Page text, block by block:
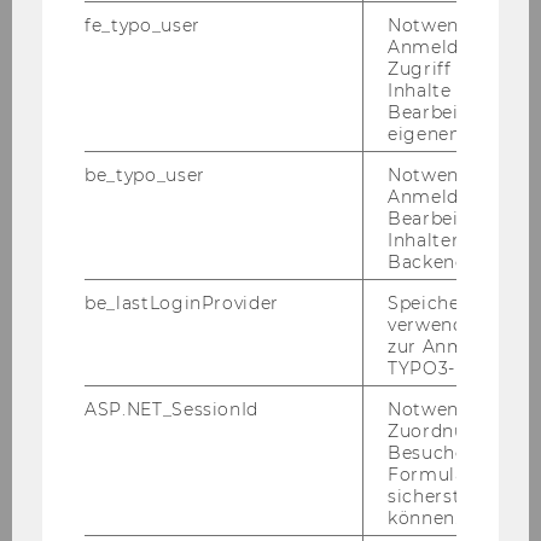
Wer wir sind
Mitglieder des AKG
fe_typo_user
Notwendig für
Anmeldung und
Zugriff auf
Inhalte oder zur
Bearbeitung des
eigenen Profils.
be_typo_user
Notwendig für
Anmeldung und
Bearbeitung von
Inhalten im
Backend.
be_lastLoginProvider
Speichert die
verwendete
zur Anmeldung
TYPO3-Backend.
ASP.NET_SessionId
Notwendig, um
Zuordnung von
Besucher zu
sicherstellen zu
können.